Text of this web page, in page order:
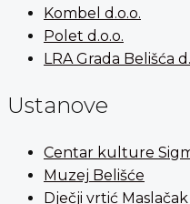
Kombel d.o.o.
Polet d.o.o.
LRA Grada Belišća
Ustanove
Centar kulture
Muzej Belišće
Dječji vrtić Maslačak